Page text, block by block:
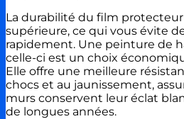
La durabilité du film
supérieure, ce qui vous évite
rapidement. Une peinture de
celle-ci est un choix
Elle offre une meilleure
chocs et au jaunissement,
murs conservent leur éclat
de longues années.